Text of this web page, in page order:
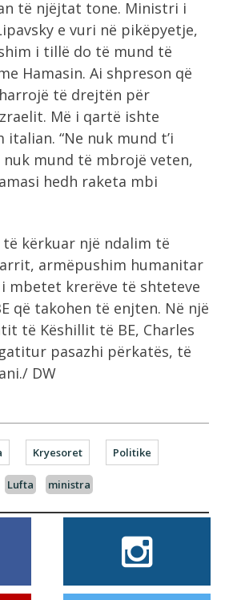
të njëjtat tone. Ministri i
e vuri në pikëpyetje,
i tillë do të mund të
Hamasin. Ai shpreson që
të drejtën për
Më i qartë ishte
“Ne nuk mund t’i
mund të mbrojë veten,
hedh raketa mbi
kërkuar një ndalim të
armëpushim humanitar
mbetet krerëve të shteteve
që takohen të enjten. Në një
të Këshillit të BE, Charles
pasazhi përkatës, të
DW
Kryesoret Politike
Lufta ministra